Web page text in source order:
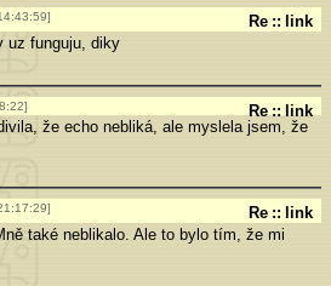
Re :: link
uz funguju, diky
Re :: link
že echo nebliká, ale myslela jsem, že
Re :: link
také neblikalo. Ale to bylo tím, že mi